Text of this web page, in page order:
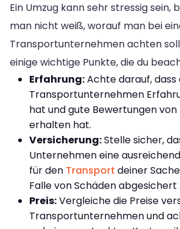
Ein Umzug kann sehr stressig sein,
man nicht weiß, worauf man bei
Transportunternehmen achten
einige wichtige Punkte, die du
Erfahrung:Achte darauf, dass
Transportunternehmen
hat und gute Bewertungen
erhalten hat.
Versicherung:Stelle sicher,
Unternehmen eine
für den Transport deiner
Falle von Schäden abgesichert
Preis:Vergleiche die Preise
Transportunternehmen und